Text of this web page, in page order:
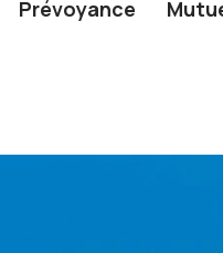
Prévoyance